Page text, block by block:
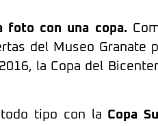
foto con una copa.
del Museo Granate
la Copa del
tipo con la Copa